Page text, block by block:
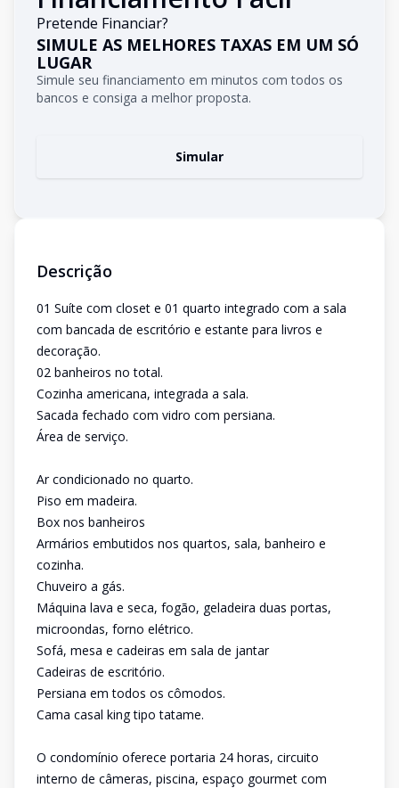
Pretende Financiar?
SIMULE AS MELHORES TAXAS EM UM SÓ
LUGAR
Simule seu financiamento em minutos com todos os
bancos e consiga a melhor proposta.
Simular
Descrição
01 Suíte com closet e 01 quarto integrado com a sala
com bancada de escritório e estante para livros e
decoração.
02 banheiros no total.
Cozinha americana, integrada a sala.
Sacada fechado com vidro com persiana.
Área de serviço.
Ar condicionado no quarto.
Piso em madeira.
Box nos banheiros
Armários embutidos nos quartos, sala, banheiro e
cozinha.
Chuveiro a gás.
Máquina lava e seca, fogão, geladeira duas portas,
microondas, forno elétrico.
Sofá, mesa e cadeiras em sala de jantar
Cadeiras de escritório.
Persiana em todos os cômodos.
Cama casal king tipo tatame.
O condomínio oferece portaria 24 horas, circuito
interno de câmeras, piscina, espaço gourmet com